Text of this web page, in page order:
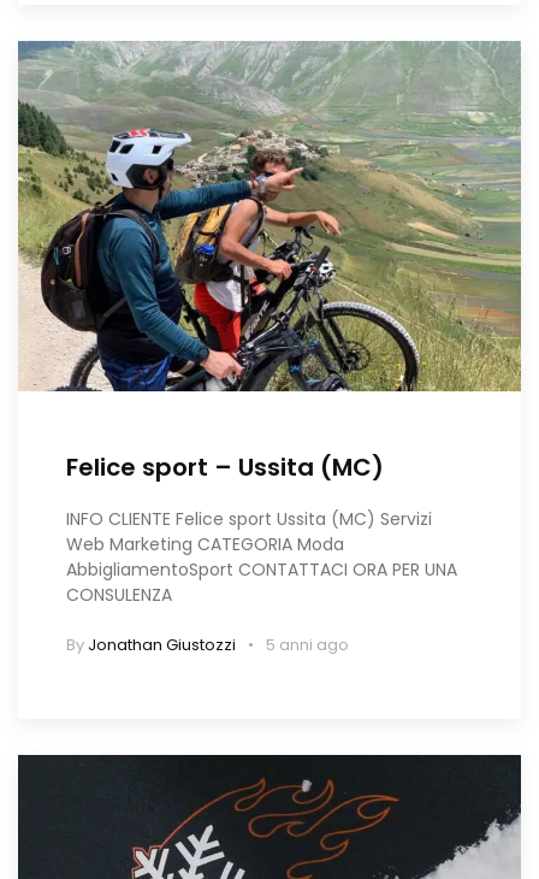
Felice sport – Ussita (MC)
INFO CLIENTE Felice sport Ussita (MC) Servizi
Web Marketing CATEGORIA Moda
AbbigliamentoSport CONTATTACI ORA PER UNA
CONSULENZA
By Jonathan Giustozzi 5 anni ago